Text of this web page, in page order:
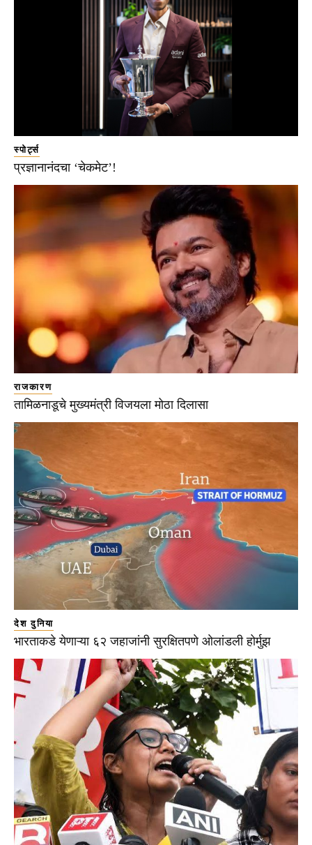
स्पोर्ट्स
प्रज्ञानानंदचा ‘चेकमेट’!
राजकारण
तामिळनाडूचे मुख्यमंत्री विजयला मोठा दिलासा
देश दुनिया
भारताकडे येणाऱ्या ६२ जहाजांनी सुरक्षितपणे ओलांडली होर्मुझ